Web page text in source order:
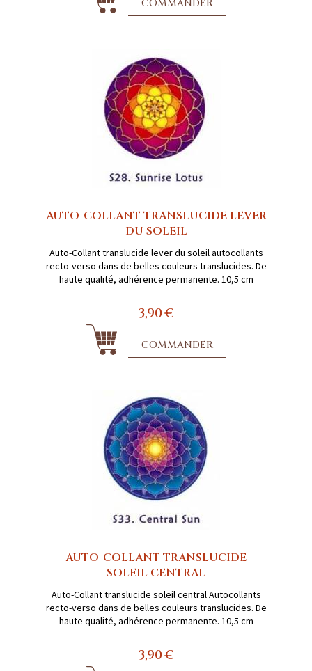
COMMANDER
AUTO-COLLANT TRANSLUCIDE LEVER
DU SOLEIL
Auto-Collant translucide lever du soleil autocollants
recto-verso dans de belles couleurs translucides. De
haute qualité, adhérence permanente. 10,5 cm
3,90 €
COMMANDER
AUTO-COLLANT TRANSLUCIDE
SOLEIL CENTRAL
Auto-Collant translucide soleil central Autocollants
recto-verso dans de belles couleurs translucides. De
haute qualité, adhérence permanente. 10,5 cm
3,90 €